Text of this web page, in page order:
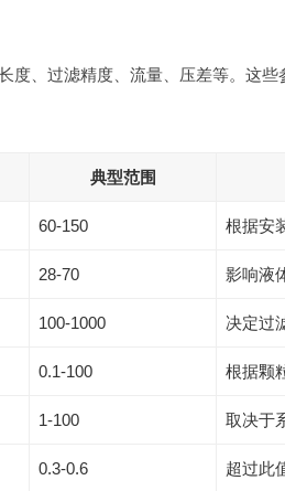
度、过滤精度、流量、压差等。这
典型范围
60-150 根据安
28-70 影响液
100-1000 决定过
0.1-100 根据颗
1-100 取决于
0.3-0.6 超过此